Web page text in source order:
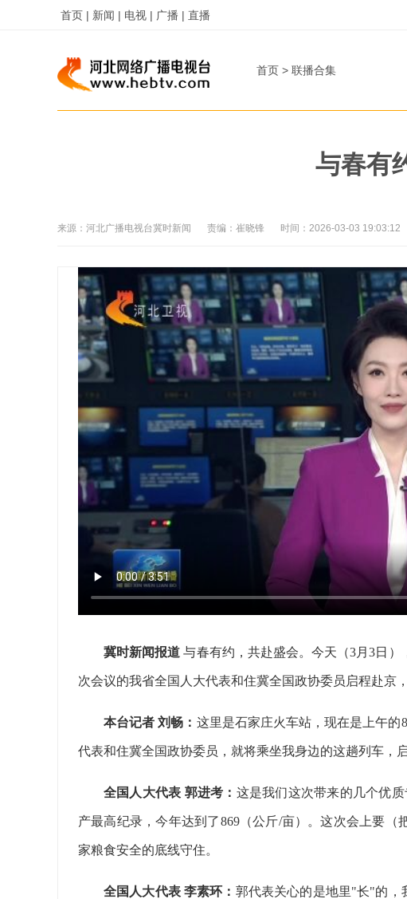
首页 | 新闻 | 电视 | 广播 | 直播
首页 > 联播合集
与春有
来源： 河北广播电视台冀时新闻 责编： 崔晓锋 时间： 2026-03-03 19:03:12
冀时新闻报道与春有约，共赴盛会。今天（3月3日
次会议的我省全国人大代表和住冀全国政协委员启程赴京
本台记者 刘畅： 这里是石家庄火车站，现在是上午的
代表和住冀全国政协委员，就将乘坐我身边的这趟列车，启
全国人大代表 郭进考： 这是我们这次带来的几个优
产最高纪录，今年达到了869（公斤/亩）。这次会上要
家粮食安全的底线守住。
全国人大代表 李素环： 郭代表关心的是地里"长"的，